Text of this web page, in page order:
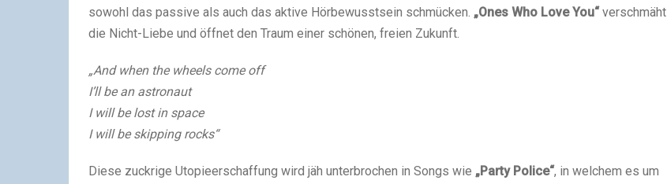
sowohl das passive als auch das aktive Hörbewusstsein schmücken. „Ones Who Love You“verschmäht
die Nicht-Liebe und öffnet den Traum einer schönen, freien Zukunft.
„And when the wheels come off
I’ll be an astronaut
I will be lost in space
I will be skipping rocks“
Diese zuckrige Utopieerschaffung wird jäh unterbrochen in Songs wie „Party Police“, in welchem es um